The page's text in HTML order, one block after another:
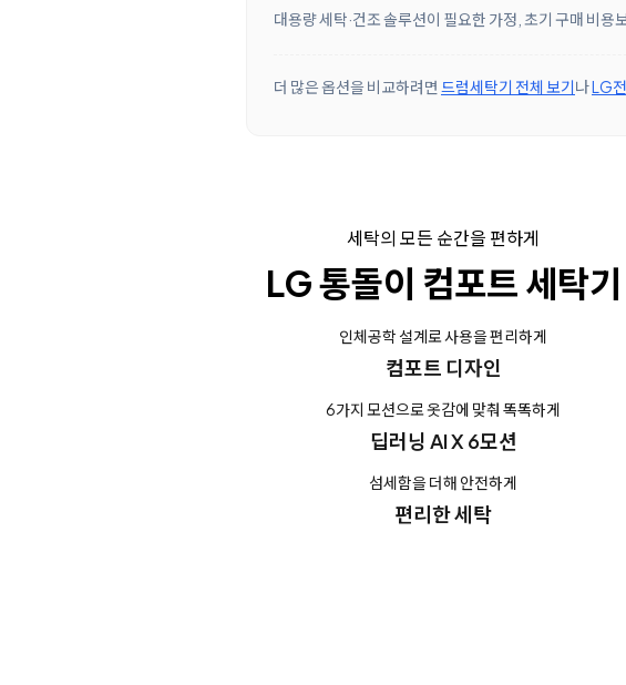
대용량 세탁·건조 솔루션이 필요한 가정, 초기 구매 비
더 많은 옵션을 비교하려면 드럼세탁기 전체 보기나LG
세탁의 모든 순간을 편하게
LG 통돌이 컴포트 세탁기
인체공학 설계로 사용을 편리하게
컴포트 디자인
6가지 모션으로 옷감에 맞춰 똑똑하게
딥러닝 AI X 6모션
섬세함을 더해 안전하게
편리한 세탁